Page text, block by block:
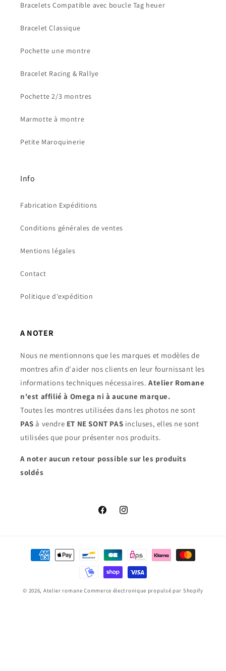
Bracelets Compatible avec boucle Tag heuer
Bracelet Classique
Pochette une montre
Bracelet Racing & Rallye
Pochette 2/3 montres
Marmotte à montre
Petite Maroquinerie
Info
Fabrication Expéditions
Conditions générales de ventes
Mentions légales
Contact
Politique d'expédition
A NOTER
Nous ne mentionnons que les marques et modèles de
montres afin d'aider nos clients en leur fournissant les
informations techniques nécessaires. Atelier Romane
n'est affilié à Omega ni à aucune marque.
Toutes les montres utilisées dans les photos ne sont
PAS à vendre ET NE SONT PAS incluses, elles ne sont
utilisées que pour présenter nos produits.
A noter aucun retour possible sur les produits
soldés
FacebookInstagram
Moyens
© 2026, Atelier romane Commerce électronique propulsé par Shopify